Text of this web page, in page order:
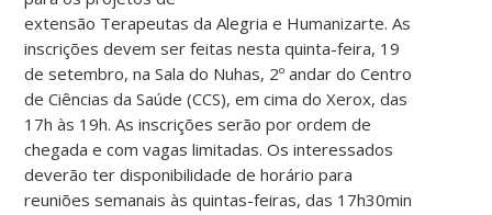
extensão Terapeutas da Alegria e Humanizarte. As
inscrições devem ser feitas nesta quinta-feira, 19
de setembro, na Sala do Nuhas, 2º andar do Centro
de Ciências da Saúde (CCS), em cima do Xerox, das
17h às 19h. As inscrições serão por ordem de
chegada e com vagas limitadas. Os interessados
deverão ter disponibilidade de horário para
reuniões semanais às quintas-feiras, das 17h30min